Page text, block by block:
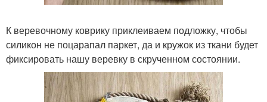
К веревочному коврику приклеиваем подложку, чтобы
силикон не поцарапал паркет, да и кружок из ткани будет
фиксировать нашу веревку в скрученном состоянии.